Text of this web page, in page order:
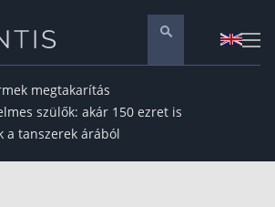
megtakarítás
szülők: akár 150 ezret is
a tanszerek árából